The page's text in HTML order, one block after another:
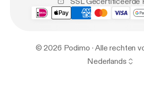
© 2026 Podimo · Alle rechten
Nederlands